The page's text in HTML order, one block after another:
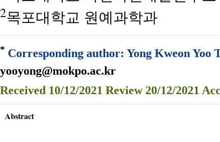
2목포대학교 원예과학과
* Corresponding author: Yong Kweon Yoo
yooyong@mokpo.ac.kr
Received 10/12/2021 Review20/12/2021
Abstract